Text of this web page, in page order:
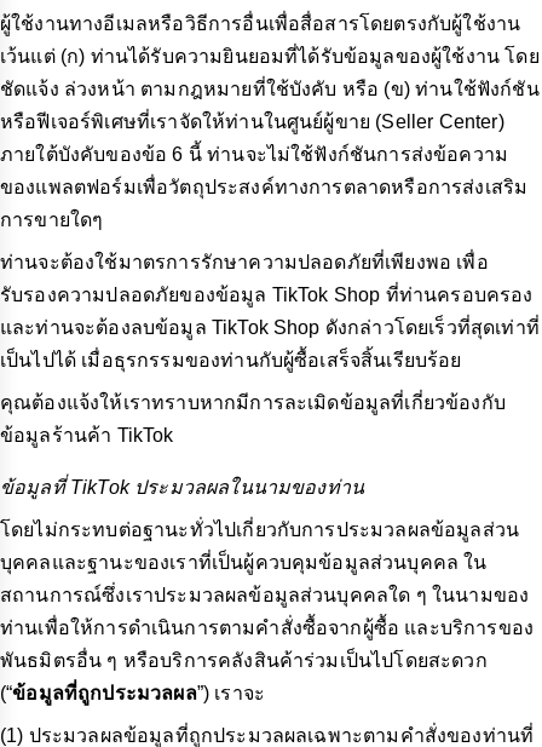
ผู้ใช้งานทางอีเมลหรือวิธีการอื่นเพื่อสื่อสารโดยตรงกับผู้ใช้งาน
เว้นแต่ (ก) ท่านได้รับความยินยอมที่ได้รับข้อมูลของผู้ใช้งาน โดย
ชัดแจ้ง ล่วงหน้า ตามกฎหมายที่ใช้บังคับ หรือ (ข) ท่านใช้ฟังก์ชัน
หรือฟีเจอร์พิเศษที่เราจัดให้ท่านในศูนย์ผู้ขาย (Seller Center)
ภายใต้บังคับของข้อ 6 นี้ ท่านจะไม่ใช้ฟังก์ชันการส่งข้อความ
ของแพลตฟอร์มเพื่อวัตถุประสงค์ทางการตลาดหรือการส่งเสริม
การขายใดๆ
ท่านจะต้องใช้มาตรการรักษาความปลอดภัยที่เพียงพอ เพื่อ
รับรองความปลอดภัยของข้อมูล TikTok Shop ที่ท่านครอบครอง
และท่านจะต้องลบข้อมูล TikTok Shop ดังกล่าวโดยเร็วที่สุดเท่าที่
เป็นไปได้ เมื่อธุรกรรมของท่านกับผู้ซื้อเสร็จสิ้นเรียบร้อย
คุณต้องแจ้งให้เราทราบหากมีการละเมิดข้อมูลที่เกี่ยวข้องกับ
ข้อมูลร้านค้า TikTok
ข้อมูลที่ TikTok ประมวลผลในนามของท่าน
โดยไม่กระทบต่อฐานะทั่วไปเกี่ยวกับการประมวลผลข้อมูลส่วน
บุคคลและฐานะของเราที่เป็นผู้ควบคุมข้อมูลส่วนบุคคล ใน
สถานการณ์ซึ่งเราประมวลผลข้อมูลส่วนบุคคลใด ๆ ในนามของ
ท่านเพื่อให้การดำเนินการตามคำสั่งซื้อจากผู้ซื้อ และบริการของ
พันธมิตรอื่น ๆ หรือบริการคลังสินค้าร่วมเป็นไปโดยสะดวก
(“ข้อมูลที่ถูกประมวลผล”) เราจะ
(1) ประมวลผลข้อมูลที่ถูกประมวลผลเฉพาะตามคำสั่งของท่านที่